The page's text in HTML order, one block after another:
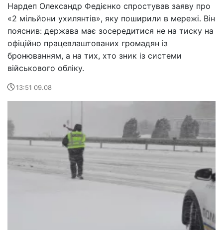
Нардеп Олександр Федієнко спростував заяву про
«2 мільйони ухилянтів», яку поширили в мережі. Він
пояснив: держава має зосередитися не на тиску на
офіційно працевлаштованих громадян із
бронюванням, а на тих, хто зник із системи
військового обліку.
13:51 09.08